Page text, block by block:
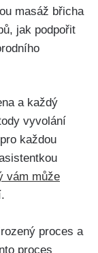
masáž břicha
jak podpořit
a každý
vyvolání
každou
vám může
proces a
⁤proces